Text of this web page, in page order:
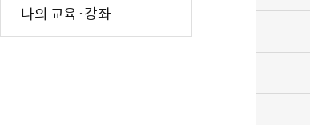
나의 교육·강좌